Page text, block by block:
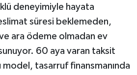
deneyimiyle hayata
süresi beklemeden,
ara ödeme olmadan ev
60 aya varan taksit
model, tasarruf finansmanında